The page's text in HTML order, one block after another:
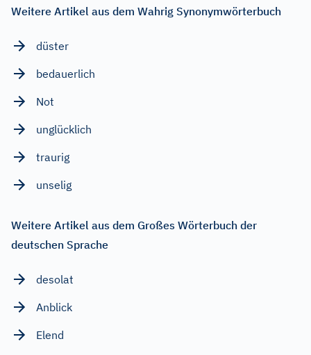
Weitere Artikel aus dem Wahrig Synonymwörterbuch
düster
bedauerlich
Not
unglücklich
traurig
unselig
Weitere Artikel aus dem Großes Wörterbuch der
deutschen Sprache
desolat
Anblick
Elend